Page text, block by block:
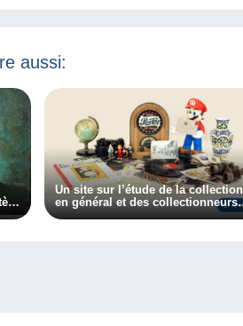
aussi:
Un site sur l’étude de la collection
en général et des collectionneurs
en particulier, découvrez